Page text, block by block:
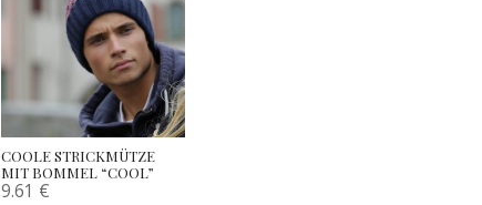
COOLE STRICKMÜTZE
MIT BOMMEL “COOL”
9.61 €